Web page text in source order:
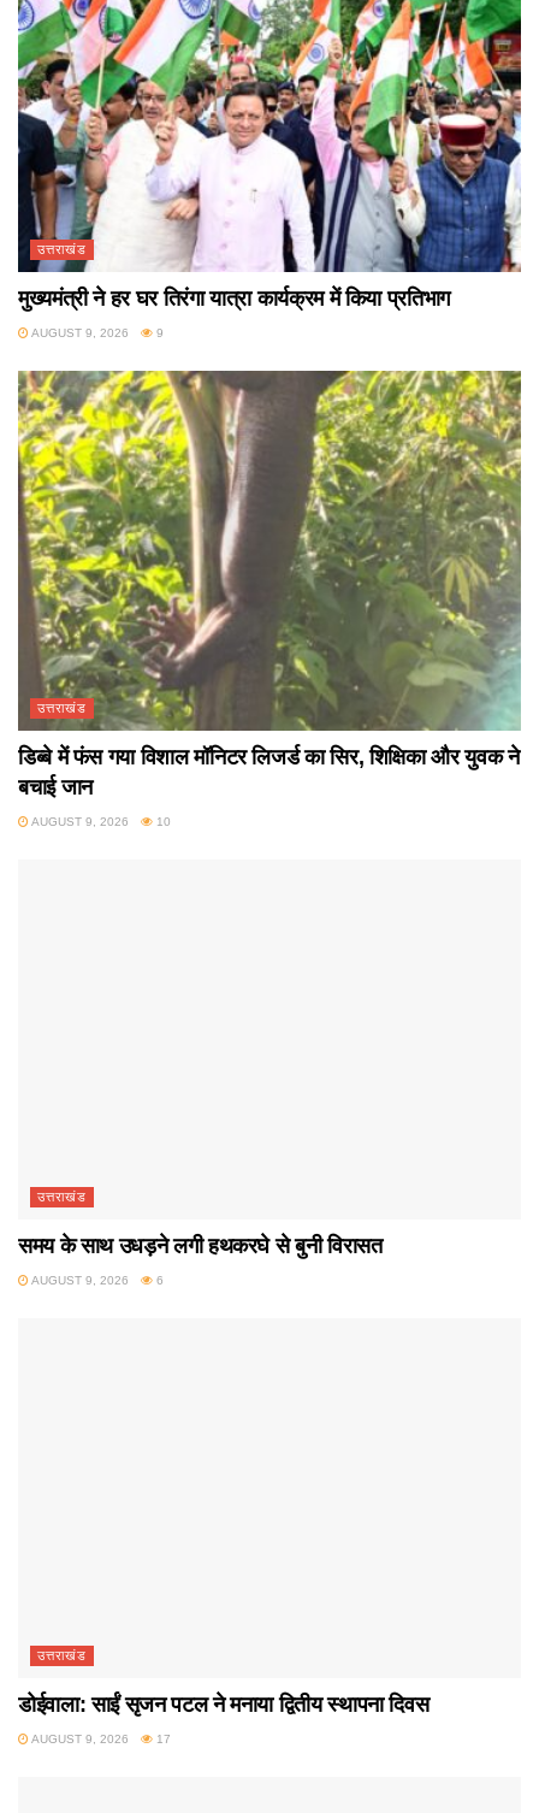
उत्तराखंड
मुख्यमंत्री ने हर घर तिरंगा यात्रा कार्यक्रम में किया प्रतिभाग
AUGUST 9, 2026 9
उत्तराखंड
डिब्बे में फंस गया विशाल मॉनिटर लिजर्ड का सिर, शिक्षिका और युवक ने
बचाई जान
AUGUST 9, 2026 10
उत्तराखंड
समय के साथ उधड़ने लगी हथकरघे से बुनी विरासत
AUGUST 9, 2026 6
उत्तराखंड
डोईवाला: साईं सृजन पटल ने मनाया द्वितीय स्थापना दिवस
AUGUST 9, 2026 17